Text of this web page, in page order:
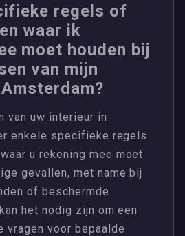
regels of
waar ik
moet houden bij
van mijn
van uw interieur in
enkele specifieke regels
u rekening mee moet
gevallen, met name bij
of beschermde
het nodig zijn om een
vragen voor bepaalde